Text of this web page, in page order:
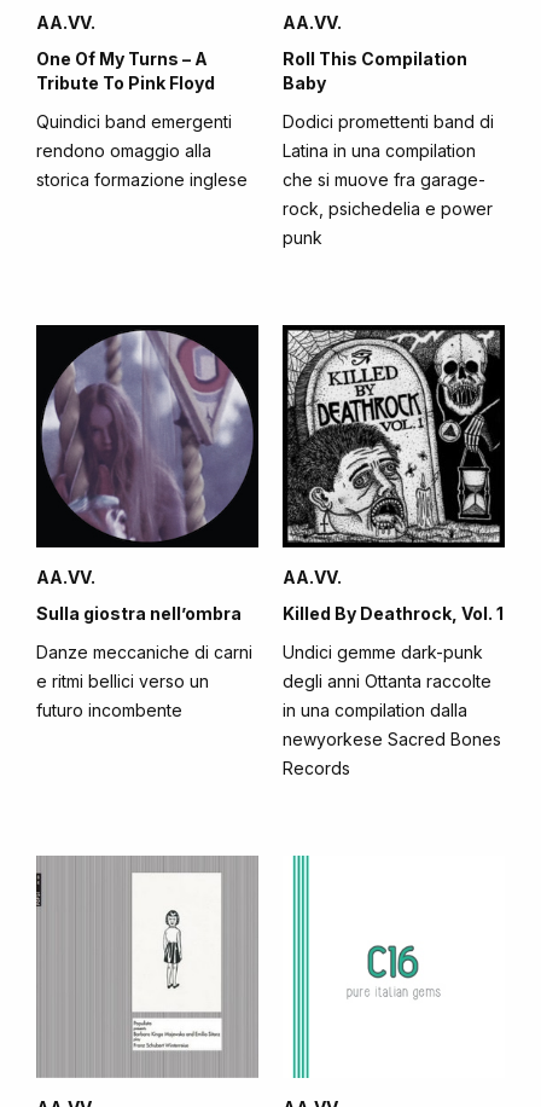
AA.VV.
One Of My Turns – A
Tribute To Pink Floyd
Quindici band emergenti
rendono omaggio alla
storica formazione inglese
AA.VV.
Roll This Compilation
Baby
Dodici promettenti band di
Latina in una compilation
che si muove fra garage-
rock, psichedelia e power
punk
AA.VV.
Sulla giostra nell’ombra
Danze meccaniche di carni
e ritmi bellici verso un
futuro incombente
AA.VV.
Killed By Deathrock, Vol. 1
Undici gemme dark-punk
degli anni Ottanta raccolte
in una compilation dalla
newyorkese Sacred Bones
Records